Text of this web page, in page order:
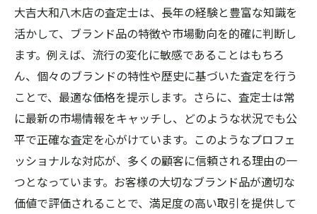
大吉大和八木店の査定士は、長年の経験と豊富な知識を
活かして、ブランド品の特徴や市場動向を的確に判断し
ます。例えば、流行の変化に敏感であることはもちろ
ん、個々のブランドの特性や歴史に基づいた査定を行う
ことで、最適な価格を提示します。さらに、査定士は常
に最新の市場情報をキャッチし、どのような状況でも公
平で正確な査定を心がけています。このようなプロフェ
ッショナルな対応が、多くの顧客に信頼される理由の一
つとなっています。お客様の大切なブランド品が適切な
価値で評価されることで、満足度の高い取引を提供して